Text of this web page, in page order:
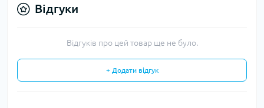
Відгуки
Відгуків про цей товар ще не було.
+ Додати відгук